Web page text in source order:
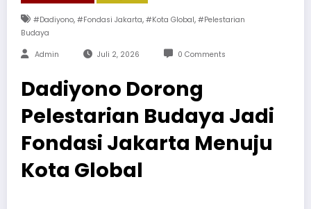
#Dadiyono, #Fondasi Jakarta, #Kota Global, #Pelestarian
Budaya
Admin Juli 2, 2026 0 Comments
Dadiyono Dorong
Pelestarian Budaya Jadi
Fondasi Jakarta Menuju
Kota Global